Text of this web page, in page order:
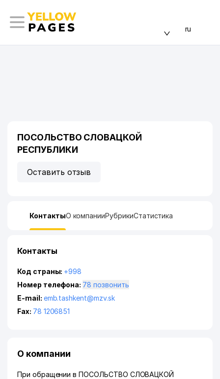
ru
ПОСОЛЬСТВО СЛОВАЦКОЙ
РЕСПУБЛИКИ
Оставить отзыв
КонтактыО компанииРубрикиСтатистика
Контакты
Код страны: +998
Номер телефона:
78 позвонить
E-mail: emb.tashkent@mzv.sk
Fax: 78 1206851
О компании
При обращении в ПОСОЛЬСТВО СЛОВАЦКОЙ